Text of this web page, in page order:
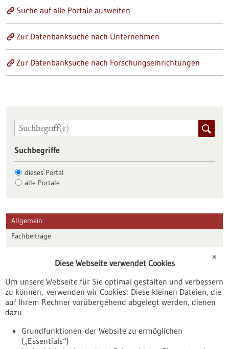
Suche auf alle Portale ausweiten
Zur Datenbanksuche nach Unternehmen
Zur Datenbanksuche nach Forschungseinrichtungen
Suchbegriffe
dieses Portal
alle Portale
Allgemein
Fachbeiträge
Veranstaltungen
Erscheinungsdatum
✕
Diese Webseite verwendet Cookies
Um unsere Webseite für Sie optimal gestalten und verbessern
zu können, verwenden wir Cookies: Diese kleinen Dateien, die
auf Ihrem Rechner vorübergehend abgelegt werden, dienen
dazu
Grundfunktionen der Website zu ermöglichen
(„Essentials“)